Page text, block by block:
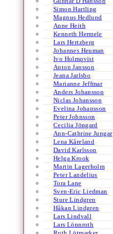
Simon Hartling
Magnus Hedlund
Anne Heith
Kenneth Hermele
Lars Hertzberg
Johannes Heuman
Ivo Holmqvist
Anton Jansson
Jeana Jarlsbo
Marianne Jeffmar
Anders Johansson
Niclas Johansson
Evelina Johansson
Peter Johnsson
Cecilia Jöngard
Ann-Cathrine Jungar
Lena Kåreland
David Karlsson
Helga Krook
Martin Lagerholm
Peter Landelius
Tora Lane
Sven-Eric Liedman
Sture Lindgren
Håkan Lindgren
Lars Lindvall
Lars Lönnroth